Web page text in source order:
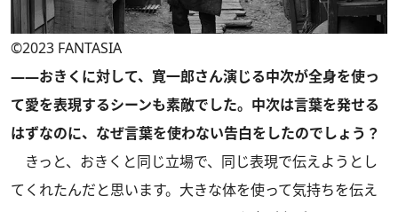
©2023 FANTASIA
――おきくに対して、寛一郎さん演じる中次が全身を使っ
て愛を表現するシーンも素敵でした。中次は言葉を発せる
はずなのに、なぜ言葉を使わない告白をしたのでしょう？
きっと、おきくと同じ立場で、同じ表現で伝えようとし
てくれたんだと思います。大きな体を使って気持ちを伝え